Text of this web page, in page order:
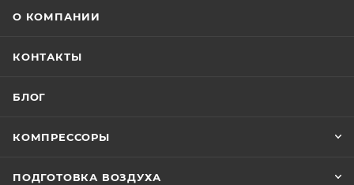
О КОМПАНИИ
КОНТАКТЫ
БЛОГ
КОМПРЕССОРЫ
ПОДГОТОВКА ВОЗДУХА